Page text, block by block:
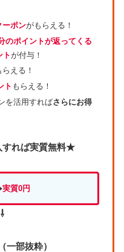
ーポンがもらえる！
のポイントが返ってくる
トが付与！
らえる！
ト もらえる！
を活用すればさらにお得
れば実質無料★
実質0円
一部抜粋）